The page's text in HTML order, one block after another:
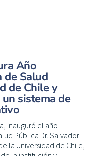
Año
de Salud
de Chile y
sistema de
inauguró el año
Pública Dr. Salvador
la Universidad de Chile,